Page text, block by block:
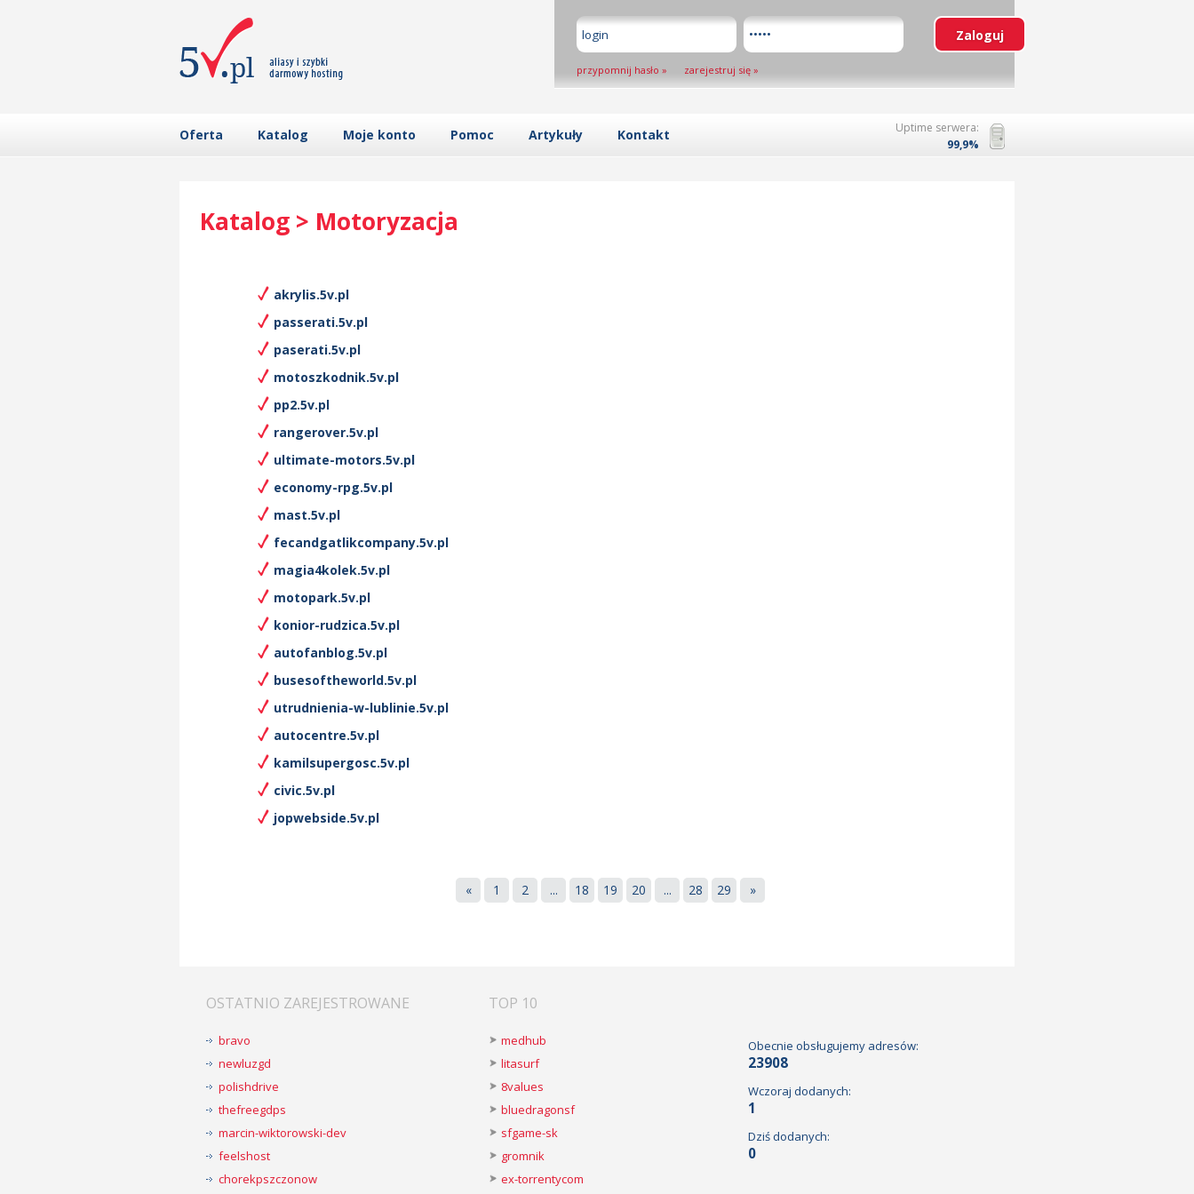
przypomnij hasło » zarejestruj się »
Oferta Katalog Moje konto Pomoc Artykuły Kontakt
Uptime serwera:
99,9%
Katalog > Motoryzacja
akrylis.5v.pl
passerati.5v.pl
paserati.5v.pl
motoszkodnik.5v.pl
pp2.5v.pl
rangerover.5v.pl
ultimate-motors.5v.pl
economy-rpg.5v.pl
mast.5v.pl
fecandgatlikcompany.5v.pl
magia4kolek.5v.pl
motopark.5v.pl
konior-rudzica.5v.pl
autofanblog.5v.pl
busesoftheworld.5v.pl
utrudnienia-w-lublinie.5v.pl
autocentre.5v.pl
kamilsupergosc.5v.pl
civic.5v.pl
jopwebside.5v.pl
« 1 2 ... 18 19 20 ... 28 29 »
OSTATNIO ZAREJESTROWANE
bravo
newluzgd
polishdrive
thefreegdps
marcin-wiktorowski-dev
feelshost
chorekpszczonow
TOP 10
medhub
litasurf
8values
bluedragonsf
sfgame-sk
gromnik
ex-torrentycom
Obecnie obsługujemy adresów:
23908
Wczoraj dodanych:
1
Dziś dodanych:
0